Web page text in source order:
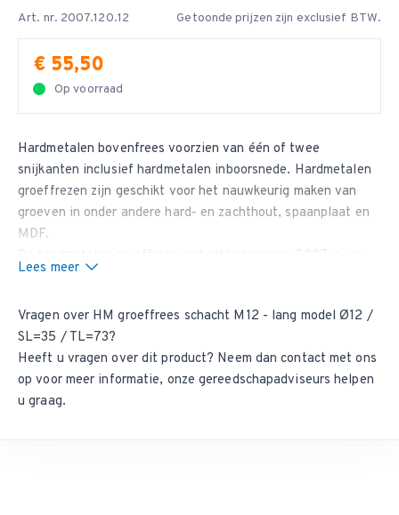
Art. nr. 2007.120.12 Getoonde prijzen zijn exclusief BTW.
€ 55,50
Op voorraad
Hardmetalenbovenfrees voorzien van één of twee
snijkanten inclusief hardmetalen inboorsnede. Hardmetalen
groeffrezen zijn geschikt voor het nauwkeurig maken van
groeven in onder andere hard- en zachthout, spaanplaat en
MDF.
lang model met een schacht van M12 binnendraad en is
De totale lengte van de groeffrees is 73 millimeter. Z=2 +
HM Inboorsnede.
Lees meer
Vragen over HM groeffrees schacht M12 - lang model Ø12 /
SL=35 / TL=73?
Heeft u vragen over dit product? Neem dancontact met ons
op voor meer informatie, onze gereedschapadviseurs helpen
u graag.